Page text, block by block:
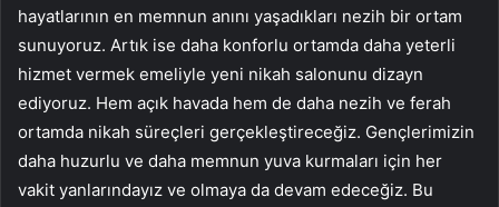
hayatlarının en memnun anını yaşadıkları nezih bir ortam
sunuyoruz. Artık ise daha konforlu ortamda daha yeterli
hizmet vermek emeliyle yeni nikah salonunu dizayn
ediyoruz. Hem açık havada hem de daha nezih ve ferah
ortamda nikah süreçleri gerçekleştireceğiz. Gençlerimizin
daha huzurlu ve daha memnun yuva kurmaları için her
vakit yanlarındayız ve olmaya da devam edeceğiz. Bu